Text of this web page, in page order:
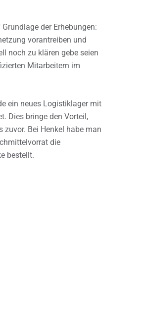
der Erhebungen:
vorantreiben und
noch zu klären gebe seien
Mitarbeitern im
ein neues Logistiklager mit
Dies bringe den Vorteil,
zuvor. Bei Henkel habe man
die
bestellt.